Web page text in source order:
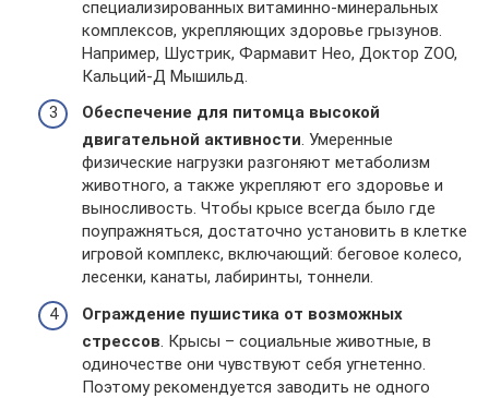
специализированных витаминно-минеральных
комплексов, укрепляющих здоровье грызунов.
Например, Шустрик, Фармавит Нео, Доктор ZOO,
Кальций-Д Мышильд.
Обеспечение для питомца высокой
двигательной активности. Умеренные
физические нагрузки разгоняют метаболизм
животного, а также укрепляют его здоровье и
выносливость. Чтобы крысе всегда было где
поупражняться, достаточно установить в клетке
игровой комплекс, включающий: беговое колесо,
лесенки, канаты, лабиринты, тоннели.
Ограждение пушистика от возможных
стрессов . Крысы – социальные животные, в
одиночестве они чувствуют себя угнетенно.
Поэтому рекомендуется заводить не одного